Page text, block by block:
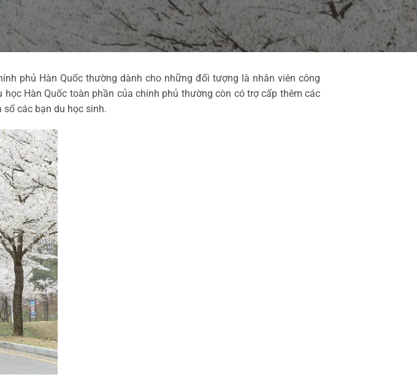
phủ Hàn Quốc thường dành cho những đối tượng là nhân viên công
Hàn Quốc toàn phần của chính phủ thường còn có trợ cấp thêm các
các bạn du học sinh.